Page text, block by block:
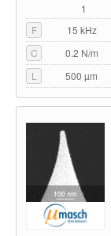
1
F
15 kHz
C
0.2 N/m
L
500 µm